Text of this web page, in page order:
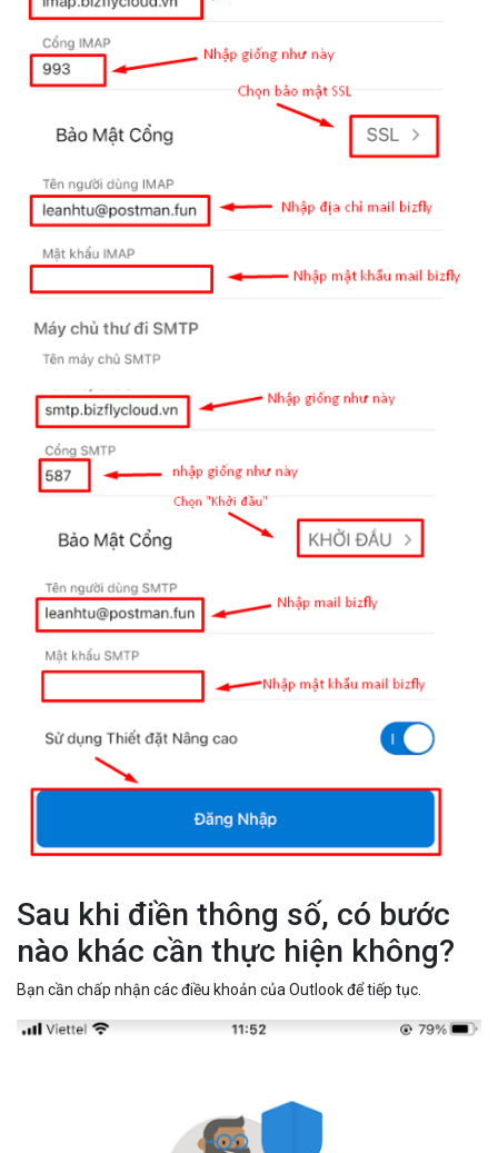
Sau khi điền thông số, có bước
nào khác cần thực hiện không?
Bạn cần chấp nhận các điều khoản của Outlook để tiếp tục.